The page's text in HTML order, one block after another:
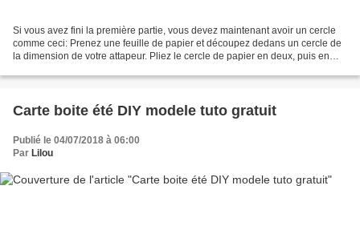
Si vous avez fini la première partie, vous devez maintenant avoir un cercle
comme ceci: Prenez une feuille de papier et découpez dedans un cercle de
la dimension de votre attapeur. Pliez le cercle de papier en deux, puis en
Carte boite été DIY modele tuto gratuit
Publié le 04/07/2018 à 06:00
Par Lilou